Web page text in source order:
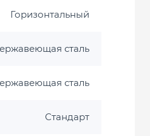
Горизонтальный
сталь
сталь
Стандарт